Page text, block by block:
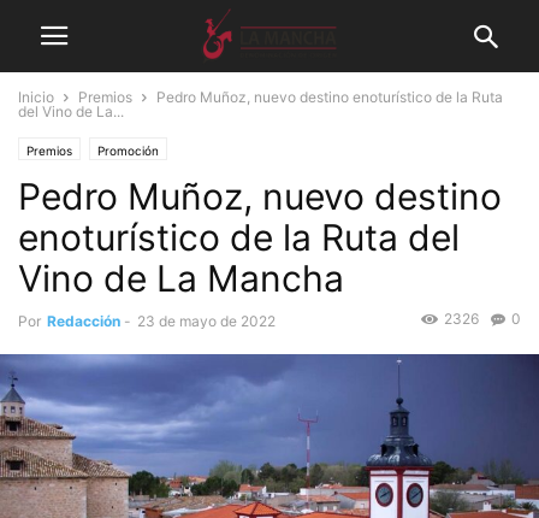
Inicio Premios
Pedro Muñoz, nuevo destino enoturístico de la Ruta
del Vino de La...
Premios Promoción
Pedro Muñoz, nuevo destino
enoturístico de la Ruta del
Vino de La Mancha
Por Redacción - 23 de mayo de 2022 0
2326